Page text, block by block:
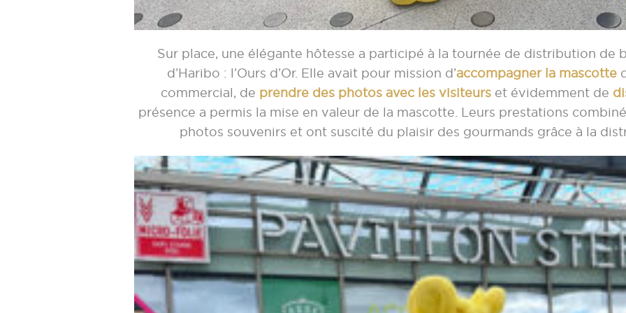
Sur place, une élégante hôtesse a participé à la tournée de distribution de
d’Haribo : l’Ours d’Or. Elle avait pour mission d’accompagner la mascotte
commercial, de prendre des photos avec les visiteurs et évidemment de
présence a permis la mise en valeur de la mascotte. Leurs prestations
photos souvenirs et ont suscité du plaisir des gourmands grâce à la